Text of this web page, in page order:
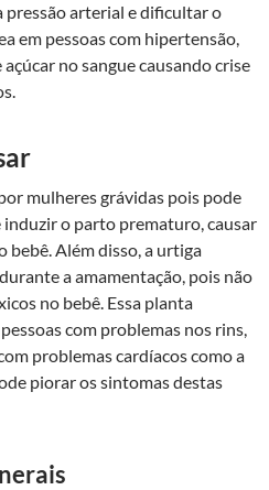
arterial e dificultar o
em pessoas com hipertensão,
no sangue causando crise
mulheres grávidas pois pode
o parto prematuro, causar
bebê. Além disso, a urtiga
a amamentação, pois não
no bebê. Essa planta
com problemas nos rins,
problemas cardíacos como a
piorar os sintomas destas